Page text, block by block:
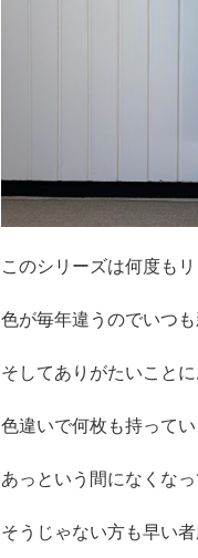
このシリーズは何度も
色が毎年違うのでいつも
そしてありがたいことに
色違いで何枚も持って
あっという間になくな
そうじゃない方も早い